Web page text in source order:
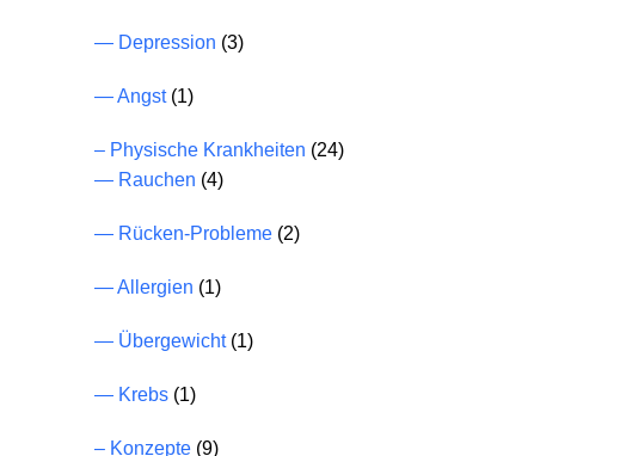
— Depression (3)
— Angst(1)
– Physische Krankheiten (24)
— Rauchen (4)
— Rücken-Probleme (2)
— Allergien (1)
— Übergewicht(1)
— Krebs (1)
– Konzepte (9)